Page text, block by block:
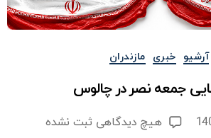
دسته‌ها آرشیو خبری مازندران
جمعه نصر در چالوس
هیچ دیدگاهی برای
ثبت نشده